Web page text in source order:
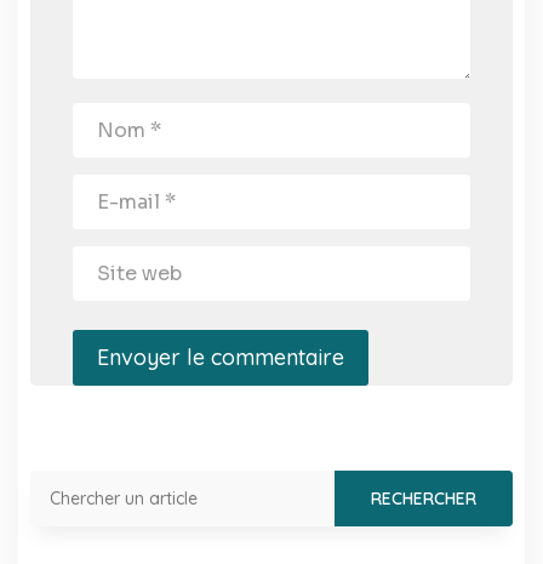
Envoyer le commentaire